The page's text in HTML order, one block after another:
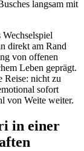
langsam mit
direkt am Rand
von offenen
Leben geprägt.
Reise: nicht zu
sofort
von Weite weiter.
in einer